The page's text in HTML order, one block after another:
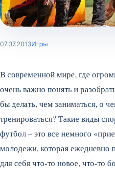
07.07.2013Игры
В современной мире, где
очень важно понять и
бы делать, чем заниматься, о
тренироваться? Такие виды
футбол – это все немного
молодежи, которая ежедневно
для себя что-то новое, что-то